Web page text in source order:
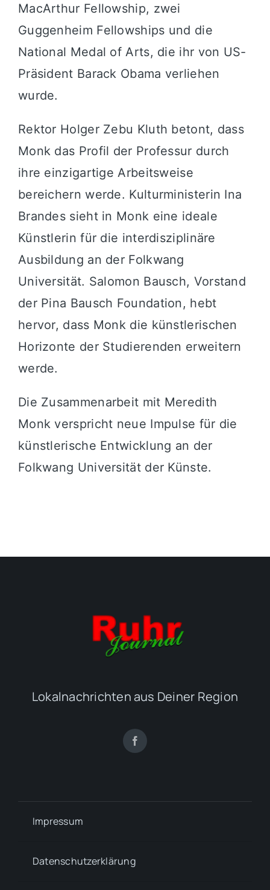
MacArthur Fellowship, zwei
Guggenheim Fellowships und die
National Medal of Arts, die ihr von US-
Präsident Barack Obama verliehen
wurde.
Rektor Holger Zebu Kluth betont, dass
Monk das Profil der Professur durch
ihre einzigartige Arbeitsweise
bereichern werde. Kulturministerin Ina
Brandes sieht in Monk eine ideale
Künstlerin für die interdisziplinäre
Ausbildung an der Folkwang
Universität. Salomon Bausch, Vorstand
der Pina Bausch Foundation, hebt
hervor, dass Monk die künstlerischen
Horizonte der Studierenden erweitern
werde.
Die Zusammenarbeit mit Meredith
Monk verspricht neue Impulse für die
künstlerische Entwicklung an der
Folkwang Universität der Künste.
Lokalnachrichten aus Deiner Region
Impressum
Datenschutzerklärung